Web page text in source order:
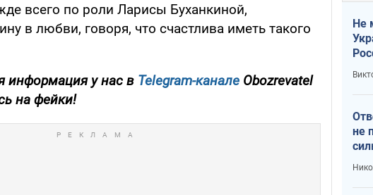
всего по роли Ларисы Буханкиной,
в любви, говоря, что счастлива иметь такого
информация у нас в Telegram-канале Obozrevatel
на фейки!
Не
не